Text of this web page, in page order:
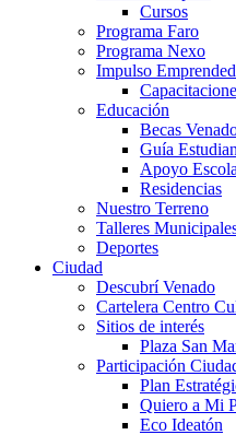
Cursos
Programa Faro
Programa Nexo
Impulso
Educación
Becas
Guía
Apoyo
Residencias
Nuestro Terreno
Talleres
Deportes
Ciudad
Descubrí Venado
Cartelera Centro
Sitios de interés
Plaza San
Participación
Plan
Quiero a Mi
Eco Ideatón